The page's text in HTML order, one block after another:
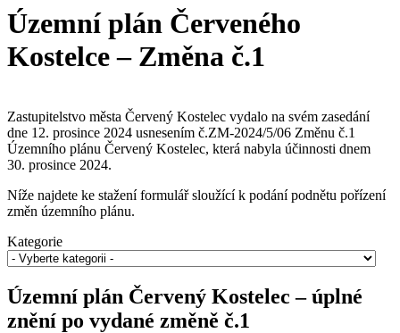
Územní plán Červeného
Kostelce – Změna č.1
Zastupitelstvo města Červený Kostelec vydalo na svém zasedání
dne 12. prosince 2024 usnesením č.ZM-2024/5/06 Změnu č.1
Územního plánu Červený Kostelec, která nabyla účinnosti dnem
30. prosince 2024.
Níže najdete ke stažení formulář sloužící k podání podnětu pořízení
změn územního plánu.
Kategorie
Územní plán Červený Kostelec – úplné
znění po vydané změně č.1